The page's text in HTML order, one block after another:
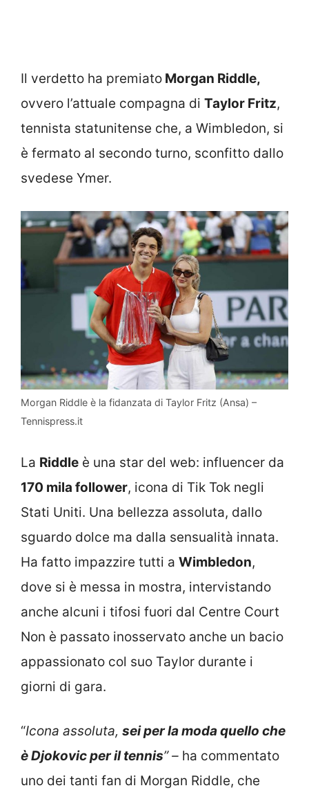
Il verdetto ha premiato Morgan Riddle,
ovvero l’attuale compagna di Taylor Fritz,
tennista statunitense che, a Wimbledon, si
è fermato al secondo turno, sconfitto dallo
svedese Ymer.
Morgan Riddle è la fidanzata di Taylor Fritz (Ansa) –
Tennispress.it
La Riddle è una star del web: influencer da
170 mila follower, icona di Tik Tok negli
Stati Uniti. Una bellezza assoluta, dallo
sguardo dolce ma dalla sensualità innata.
Ha fatto impazzire tutti a Wimbledon,
dove si è messa in mostra, intervistando
anche alcuni i tifosi fuori dal Centre Court
Non è passato inosservato anche un bacio
appassionato col suo Taylor durante i
giorni di gara.
“Icona assoluta, sei per la moda quello che
è Djokovic per il tennis” – ha commentato
uno dei tanti fan di Morgan Riddle, che